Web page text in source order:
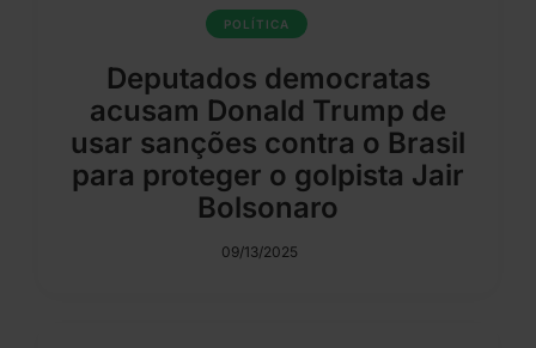
POLÍTICA
Deputados democratas
acusam Donald Trump de
usar sanções contra o Brasil
para proteger o golpista Jair
Bolsonaro
09/13/2025